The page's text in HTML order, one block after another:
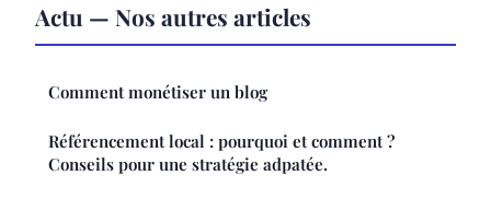
Actu — Nos autres articles
Comment monétiser un blog
Référencement local : pourquoi et comment ?
Conseils pour une stratégie adpatée.